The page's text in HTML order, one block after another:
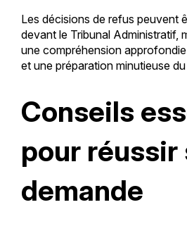
Les décisions de refus peuvent
devant le Tribunal Administratif,
une compréhension
et une préparation minutieuse
Conseils
pour réussir
demande